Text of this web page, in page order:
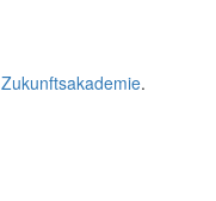
Zukunftsakademie.